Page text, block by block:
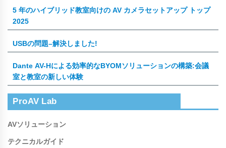
5 年のハイブリッド教室向けの AV カメラセットアップ トップ
2025
USBの問題–解決しました!
Dante AV-Hによる効率的なBYOMソリューションの構築:会議
室と教室の新しい体験
ProAV Lab
AVソリューション
テクニカルガイド